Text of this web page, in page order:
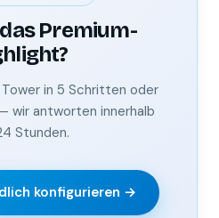
Premium-
in 5 Schritten oder
wir antworten innerhalb
Stunden.
konfigurieren →